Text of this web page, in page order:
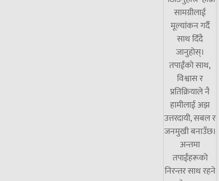
सामग्रीलाई
मूल्यांकन गर्दै
साथ दिँदै
जानुहोस्।
तपाईंको साथ,
विश्वास र
प्रतिक्रियाले नै
हामीलाई अझ
उत्तरदायी, सबल र
जनमुखी बनाउँछ।
अन्तमा
तपाईंहरूको
निरन्तर साथ रहने